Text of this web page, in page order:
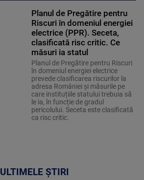
Planul de Pregătire pentru
Riscuri în domeniul energiei
electrice (PPR). Seceta,
clasificată risc critic. Ce
măsuri ia statul
Planul de Pregătire pentru Riscuri
în domeniul energiei electrice
prevede clasificarea riscurilor la
adresa României și măsurile pe
care instituțiile statului trebuia să
le ia, în funcție de gradul
pericolului. Seceta este clasificată
ca risc critic.
ULTIMELE ȘTIRI